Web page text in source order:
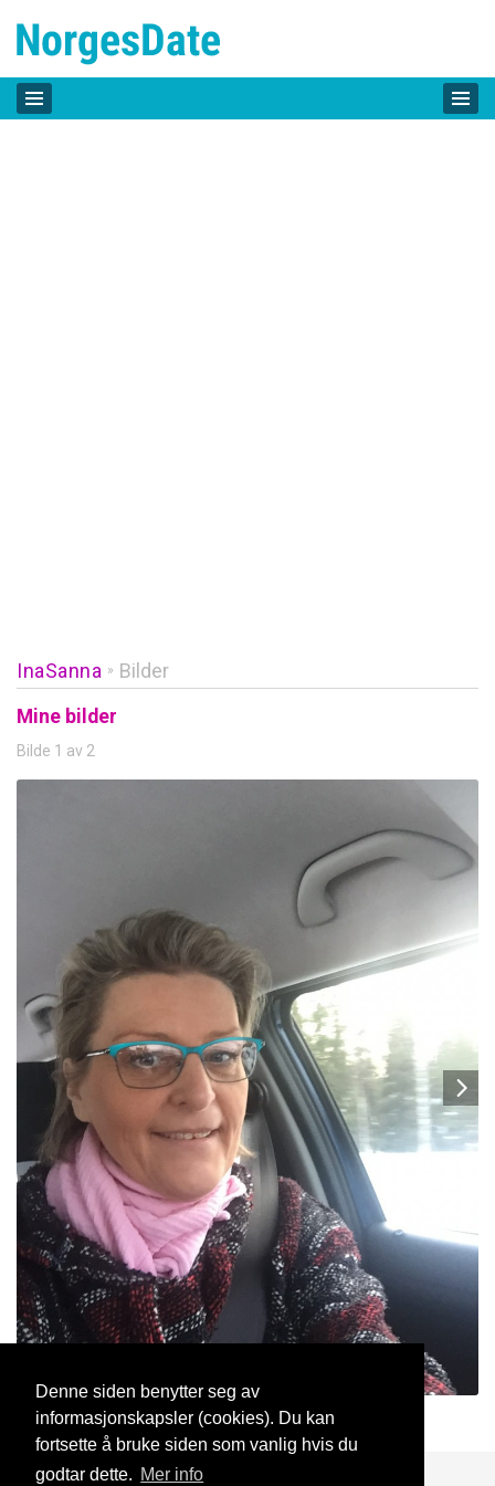
Denne siden benytter seg av
informasjonskapsler (cookies). Du kan
fortsette å bruke siden som vanlig hvis du
godtar dette. Mer info
InaSanna » Bilder
Mine bilder
Bilde 1 av 2
InaSanna 1 Aug, 2020
Blogg Support Kontakt oss